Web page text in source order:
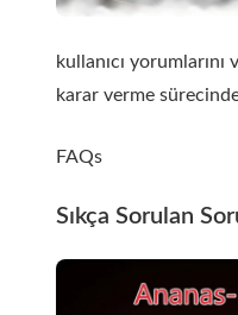
kullanıcı
karar verme
FAQs
Sıkça Sorulan